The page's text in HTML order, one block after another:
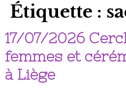
Étiquette :
17/07/2026
femmes et
à Liège